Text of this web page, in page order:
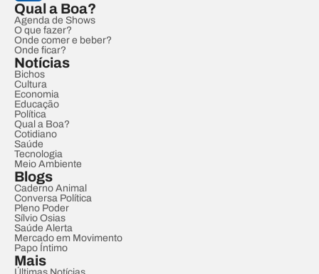
Qual a Boa?
Agenda de Shows
O que fazer?
Onde comer e beber?
Onde ficar?
Notícias
Bichos
Cultura
Economia
Educação
Política
Qual a Boa?
Cotidiano
Saúde
Tecnologia
Meio Ambiente
Blogs
Caderno Animal
Conversa Política
Pleno Poder
Sílvio Osias
Saúde Alerta
Mercado em Movimento
Papo Íntimo
Mais